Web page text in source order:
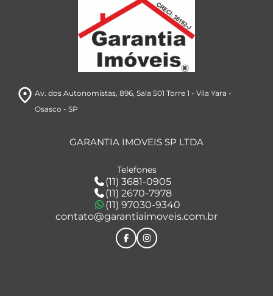
room Av. dos Autonomistas, 896, Sala 501 Torre 1 - Vila Yara -
Osasco - SP
GARANTIA IMOVEIS SP LTDA
Telefones
(11) 3681-0905
(11) 2670-7978
(11) 97030-9340
contato@garantiaimoveis.com.br